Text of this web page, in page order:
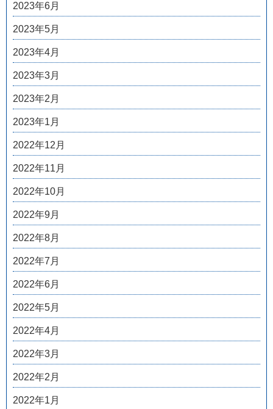
2023年6月
2023年5月
2023年4月
2023年3月
2023年2月
2023年1月
2022年12月
2022年11月
2022年10月
2022年9月
2022年8月
2022年7月
2022年6月
2022年5月
2022年4月
2022年3月
2022年2月
2022年1月